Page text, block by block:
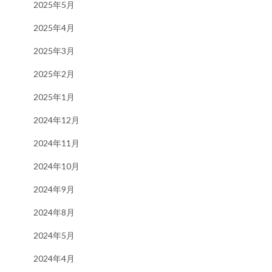
2025年5月
2025年4月
2025年3月
2025年2月
2025年1月
2024年12月
2024年11月
2024年10月
2024年9月
2024年8月
2024年5月
2024年4月